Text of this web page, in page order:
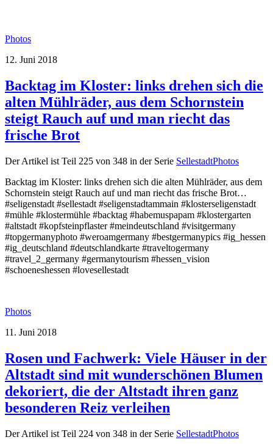
Photos
12. Juni 2018
Backtag im Kloster: links drehen sich die
alten Mühlräder, aus dem Schornstein
steigt Rauch auf und man riecht das
frische Brot
Der Artikel ist Teil 225 von 348 in der Serie SellestadtPhotos
Backtag im Kloster: links drehen sich die alten Mühlräder, aus dem
Schornstein steigt Rauch auf und man riecht das frische Brot…
#seligenstadt #sellestadt #seligenstadtammain #klosterseligenstadt
#mühle #klostermühle #backtag #habemuspapam #klostergarten
#altstadt #kopfsteinpflaster #meindeutschland #visitgermany
#topgermanyphoto #weroamgermany #bestgermanypics #ig_hessen
#ig_deutschland #deutschlandkarte #traveltogermany
#travel_2_germany #germanytourism #hessen_vision
#schoeneshessen #lovesellestadt
Photos
11. Juni 2018
Rosen und Fachwerk: Viele Häuser in der
Altstadt sind mit wunderschönen Blumen
dekoriert, die der Altstadt ihren ganz
besonderen Reiz verleihen
Der Artikel ist Teil 224 von 348 in der Serie SellestadtPhotos